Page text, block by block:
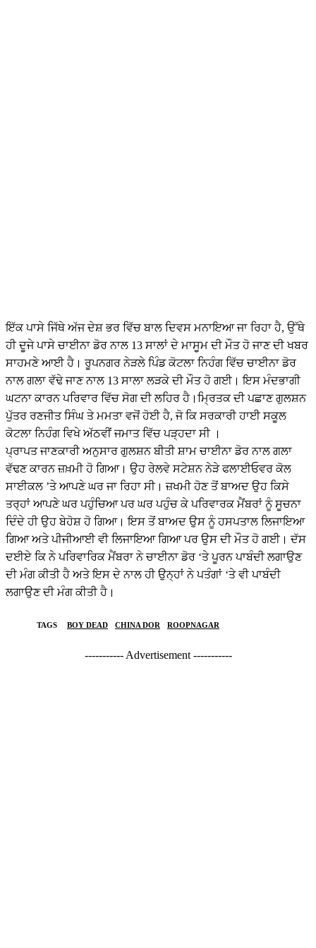
ਇੱਕ ਪਾਸੇ ਜਿੱਥੇ ਅੱਜ ਦੇਸ਼ ਭਰ ਵਿੱਚ ਬਾਲ ਦਿਵਸ ਮਨਾਇਆ ਜਾ ਰਿਹਾ ਹੈ, ਉੱਥੇ
ਹੀ ਦੂਜੇ ਪਾਸੇ ਚਾਈਨਾ ਡੋਰ ਨਾਲ 13 ਸਾਲਾਂ ਦੇ ਮਾਸੂਮ ਦੀ ਮੌਤ ਹੋ ਜਾਣ ਦੀ ਖਬਰ
ਸਾਹਮਣੇ ਆਈ ਹੈ। ਰੂਪਨਗਰ ਨੇੜਲੇ ਪਿੰਡ ਕੋਟਲਾ ਨਿਹੰਗ ਵਿੱਚ ਚਾਈਨਾ ਡੋਰ
ਨਾਲ ਗਲਾ ਵੱਢੇ ਜਾਣ ਨਾਲ 13 ਸਾਲਾ ਲੜਕੇ ਦੀ ਮੌਤ ਹੋ ਗਈ। ਇਸ ਮੰਦਭਾਗੀ
ਘਟਨਾ ਕਾਰਨ ਪਰਿਵਾਰ ਵਿੱਚ ਸੋਗ ਦੀ ਲਹਿਰ ਹੈ।ਮ੍ਰਿਤਕ ਦੀ ਪਛਾਣ ਗੁਲਸ਼ਨ
ਪੁੱਤਰ ਰਣਜੀਤ ਸਿੰਘ ਤੇ ਮਮਤਾ ਵਜੋਂ ਹੋਈ ਹੈ, ਜੋ ਕਿ ਸਰਕਾਰੀ ਹਾਈ ਸਕੂਲ
ਕੋਟਲਾ ਨਿਹੰਗ ਵਿਖੇ ਅੱਠਵੀਂ ਜਮਾਤ ਵਿੱਚ ਪੜ੍ਹਦਾ ਸੀ ।
ਪ੍ਰਾਪਤ ਜਾਣਕਾਰੀ ਅਨੁਸਾਰ ਗੁਲਸ਼ਨ ਬੀਤੀ ਸ਼ਾਮ ਚਾਈਨਾ ਡੋਰ ਨਾਲ ਗਲਾ
ਵੱਢਣ ਕਾਰਨ ਜ਼ਖ਼ਮੀ ਹੋ ਗਿਆ। ਉਹ ਰੇਲਵੇ ਸਟੇਸ਼ਨ ਨੇੜੇ ਫਲਾਈਓਵਰ ਕੋਲ
ਸਾਈਕਲ ’ਤੇ ਆਪਣੇ ਘਰ ਜਾ ਰਿਹਾ ਸੀ। ਜ਼ਖਮੀ ਹੋਣ ਤੋਂ ਬਾਅਦ ਉਹ ਕਿਸੇ
ਤਰ੍ਹਾਂ ਆਪਣੇ ਘਰ ਪਹੁੰਚਿਆ ਪਰ ਘਰ ਪਹੁੰਚ ਕੇ ਪਰਿਵਾਰਕ ਮੈਂਬਰਾਂ ਨੂੰ ਸੂਚਨਾ
ਦਿੰਦੇ ਹੀ ਉਹ ਬੇਹੋਸ਼ ਹੋ ਗਿਆ। ਇਸ ਤੋਂ ਬਾਅਦ ਉਸ ਨੂੰ ਹਸਪਤਾਲ ਲਿਜਾਇਆ
ਗਿਆ ਅਤੇ ਪੀਜੀਆਈ ਵੀ ਲਿਜਾਇਆ ਗਿਆ ਪਰ ਉਸ ਦੀ ਮੌਤ ਹੋ ਗਈ। ਦੱਸ
ਦਈਏ ਕਿ ਨੇ ਪਰਿਵਾਰਿਕ ਮੈਂਬਰਾ ਨੇ ਚਾਈਨਾ ਡੋਰ ‘ਤੇ ਪੂਰਨ ਪਾਬੰਦੀ ਲਗਾਉਣ
ਦੀ ਮੰਗ ਕੀਤੀ ਹੈ ਅਤੇ ਇਸ ਦੇ ਨਾਲ ਹੀ ਉਨ੍ਹਾਂ ਨੇ ਪਤੰਗਾਂ ‘ਤੇ ਵੀ ਪਾਬੰਦੀ
ਲਗਾਉਣ ਦੀ ਮੰਗ ਕੀਤੀ ਹੈ।
TAGS BOY DEAD CHINA DOR ROOPNAGAR
----------- Advertisement -----------